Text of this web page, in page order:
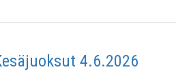
4.6.2026